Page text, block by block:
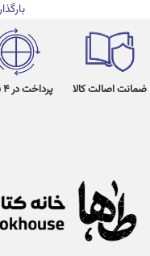
ضمانت اصالت کالا پرداخت در 4 قسط